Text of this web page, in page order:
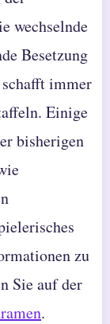
wechselnde
Besetzung
immer
Einige
bisherigen
zu
Sie auf der
.